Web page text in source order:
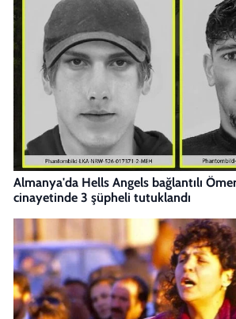
Almanya'da Hells Angels bağlantılı
cinayetinde 3 şüpheli tutuklandı